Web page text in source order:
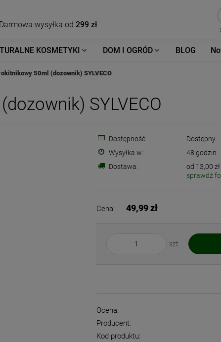
Darmowa wysyłka od 299 zł
KOSMETYKI DOM I OGRÓD BLOG
50ml (dozownik) SYLVECO
SYLVECO
Dostępność:
Dostępny
Wysyłka w:
48 godzin
Dostawa:
od 13,00 zł
sprawdź
Cena: 49,99 zł
szt
Ocena:
Producent:
Kod produktu: